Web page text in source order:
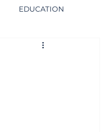
EDUCATION